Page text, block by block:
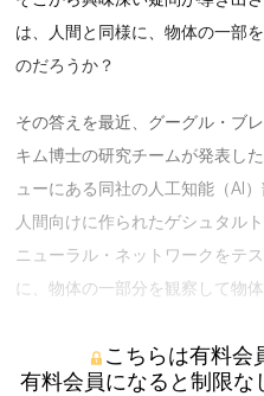
は、人間と同様に、物体の一部
のだろうか？
その答えを最近、グーグル・ブ
キム博士の研究チームが発表し
ューにある同社の人工知能（AI
人間向けに作られたゲシュタル
ニューラル・ネットワークをテ
に、物体の一部分を観察して物
こちらは有料会
有料会員になると制限な